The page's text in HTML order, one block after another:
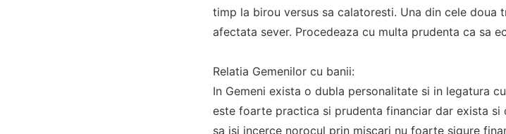
timp la birou versus sa calatoresti. Una din cele
afectata sever. Procedeaza cu multa prudenta ca sa
Relatia Gemenilor cu banii:
In Gemeni exista o dubla personalitate si in legatura
este foarte practica si prudenta financiar dar exista
sa isi incerce norocul prin miscari nu foarte sigure